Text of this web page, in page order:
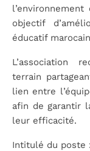
objectif
éducatif
L’association
terrain
lien entre
afin de garantir
leur efficacité.
Intitulé du poste